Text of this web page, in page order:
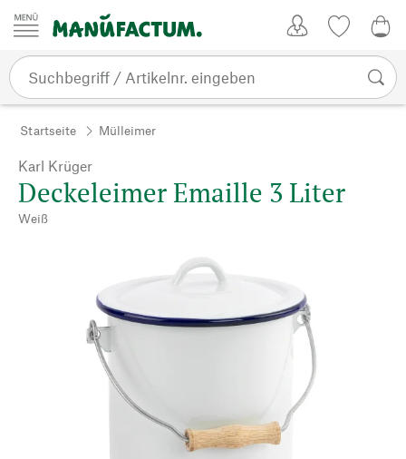
Zum Inhalt springen
Startseite Mülleimer
Karl Krüger
Deckeleimer Emaille 3 Liter
Weiß